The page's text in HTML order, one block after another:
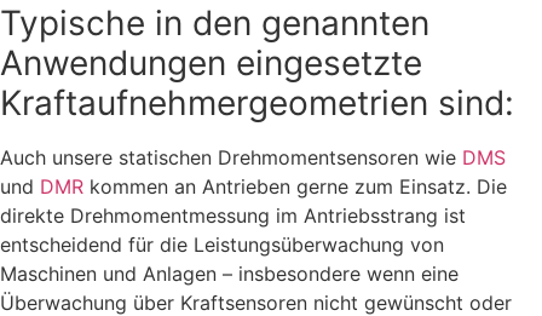
Typische in den genannten
Anwendungen eingesetzte
Kraftaufnehmer­geometrien sind:
Auch unsere statischen Drehmomentsensoren wie DMS
und DMR kommen an Antrieben gerne zum Einsatz. Die
direkte Drehmomentmessung im Antriebsstrang ist
entscheidend für die Leistungsüberwachung von
Maschinen und Anlagen – insbesondere wenn eine
Überwachung über Kraftsensoren nicht gewünscht oder